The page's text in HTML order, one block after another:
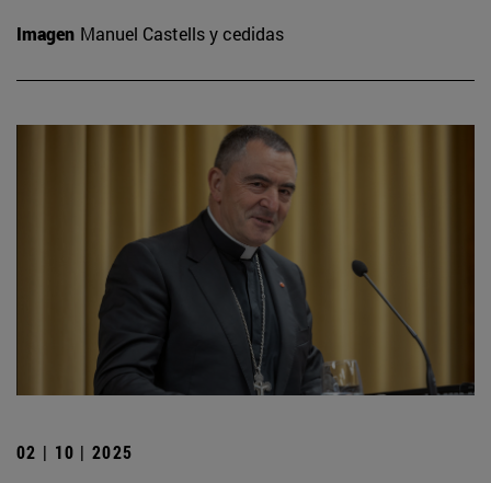
Imagen Manuel Castells y cedidas
02 | 10 | 2025